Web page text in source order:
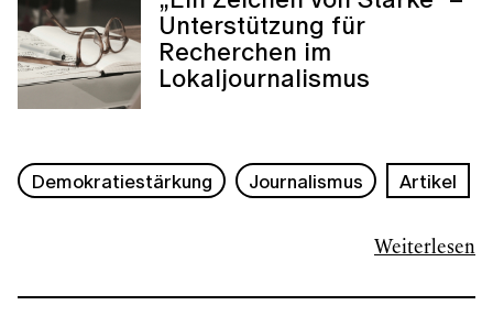
Unterstützung für
Recherchen im
Lokaljournalismus
Weiterlesen
Demokratiestärkung Journalismus Artikel